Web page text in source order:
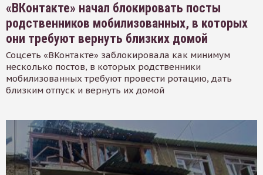
«ВКонтакте» начал блокировать посты
родственников мобилизованных, в которых
они требуют вернуть близких домой
Соцсеть «ВКонтакте» заблокировала как минимум
несколько постов, в которых родственники
мобилизованных требуют провести ротацию, дать
близким отпуск и вернуть их домой